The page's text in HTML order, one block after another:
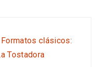
Formatos clásicos:
Tostadora